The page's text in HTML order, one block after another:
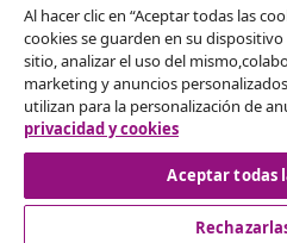
vidaXL
Descubre mas
Al hacer clic en “Aceptar todas las
cookies se guarden en su
sitio, analizar el uso del
marketing y anuncios
utilizan para la personalización de
privacidad y cookies
Aceptar todas